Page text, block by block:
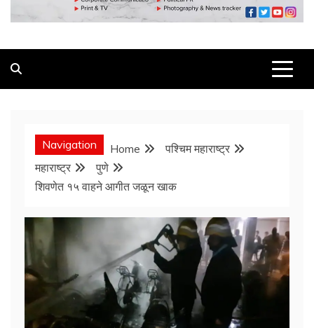
Navigation Home
पश्चिम महाराष्ट्र
महाराष्ट्र
पुणे
शिवणेत १५ वाहने आगीत जळून खाक